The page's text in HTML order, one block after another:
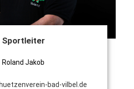
Sportleiter
Roland Jakob
bad-vilbel.de